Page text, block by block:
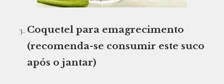
Coquetel para emagrecimento
(recomenda-se consumir este suco
após o jantar)